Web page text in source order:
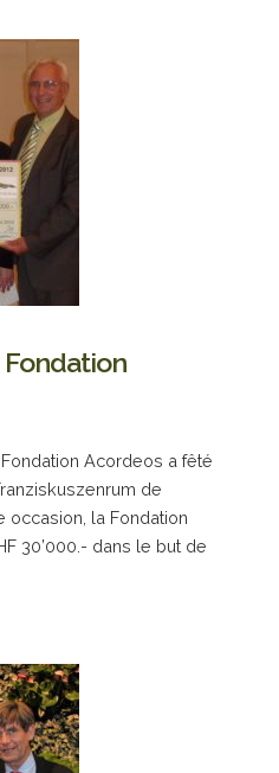
Acordeos a fêté
de
occasion, la Fondation
30’000.- dans le but de